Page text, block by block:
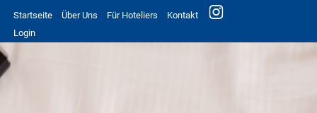
Startseite Über Uns Für Hoteliers
Kontakt
Login